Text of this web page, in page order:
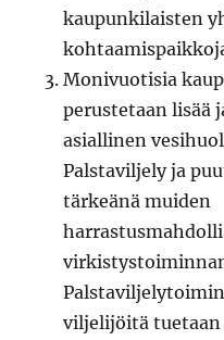
kaupunkilaisten
Monivuotisia
perustetaan lisää
asiallinen
Palstaviljely ja
tärkeänä muiden
viljelijöitä tuetaan